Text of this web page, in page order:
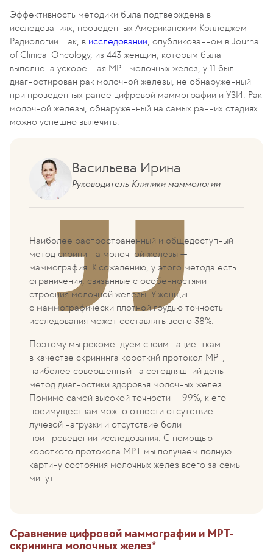
Эффективность методики была подтверждена в
исследованиях, проведенных Американским Колледжем
Радиологии. Так, в исследовании, опубликованном в Journal
of Clinical Oncology, из 443 женщин, которым была
выполнена ускоренная МРТ молочных желез, у 11 был
диагностирован рак молочной железы, не обнаруженный
при проведенных ранее цифровой маммографии и УЗИ. Рак
молочной железы, обнаруженный на самых ранних стадиях
можно успешно вылечить.
Васильева Ирина
Руководитель Клиники маммологии
Наиболее распространенный и общедоступный
метод скрининга молочной железы —
маммография. К сожалению, у этого метода есть
ограничения, связанные с особенностями
строения молочной железы. У женщин
с маммографически плотной грудью точность
исследования может составлять всего 38%.
Поэтому мы рекомендуем своим пациенткам
в качестве скрининга короткий протокол МРТ,
наиболее совершенный на сегодняшний день
метод диагностики здоровья молочных желез.
Помимо самой высокой точности — 99%, к его
преимуществам можно отнести отсутствие
лучевой нагрузки и отсутствие боли
при проведении исследования. С помощью
короткого протокола МРТ мы получаем полную
картину состояния молочных желез всего за семь
минут.
Сравнение цифровой маммографии и МРТ-
скрининга молочных желез*